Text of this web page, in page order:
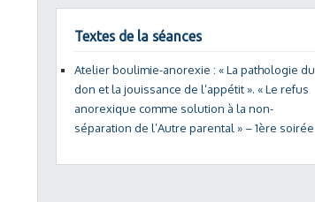
Textes de la séances
Atelier boulimie-anorexie : « La pathologie du
don et la jouissance de l’appétit ». « Le refus
anorexique comme solution à la non-
séparation de l’Autre parental » – 1ère soirée